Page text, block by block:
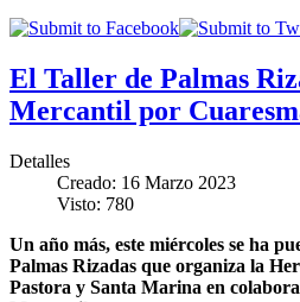
El Taller de Palmas
Mercantil por
Detalles
Creado: 16 Marzo 2023
Visto: 780
Un año más, este miércoles se ha
Palmas Rizadas que organiza la
Pastora y Santa Marina en